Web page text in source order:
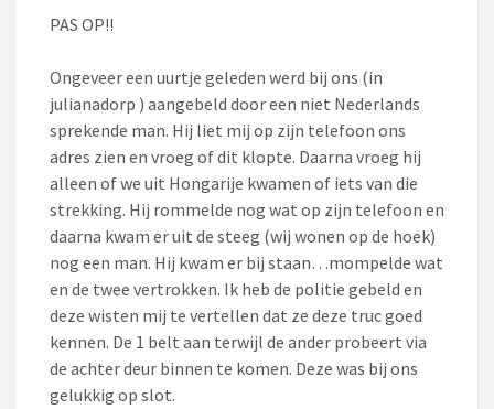
PAS OP!!
Ongeveer een uurtje geleden werd bij ons (in
julianadorp ) aangebeld door een niet Nederlands
sprekende man. Hij liet mij op zijn telefoon ons
adres zien en vroeg of dit klopte. Daarna vroeg hij
alleen of we uit Hongarije kwamen of iets van die
strekking. Hij rommelde nog wat op zijn telefoon en
daarna kwam er uit de steeg (wij wonen op de hoek)
nog een man. Hij kwam er bij staan…mompelde wat
en de twee vertrokken. Ik heb de politie gebeld en
deze wisten mij te vertellen dat ze deze truc goed
kennen. De 1 belt aan terwijl de ander probeert via
de achter deur binnen te komen. Deze was bij ons
gelukkig op slot.